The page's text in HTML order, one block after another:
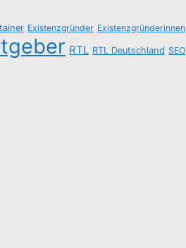
Existenzgründer Existenzgründerinnen
RTL RTL Deutschland SEO